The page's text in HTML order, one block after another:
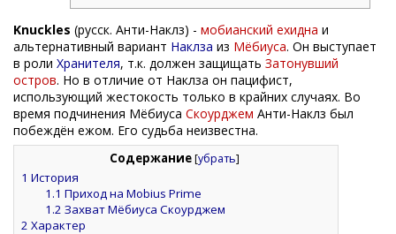
Knuckles (русск. Анти-Наклз) - мобианский ехидна и
альтернативный вариант Наклза из Мёбиуса. Он выступает
в роли Хранителя, т.к. должен защищать Затонувший
остров. Но в отличие от Наклза он пацифист,
использующий жестокость только в крайних случаях. Во
время подчинения Мёбиуса Скоурджем Анти-Наклз был
побеждён ежом. Его судьба неизвестна.
Содержание[убрать]
1 История
1.1 Приход на Mobius Prime
1.2 Захват Мёбиуса Скоурджем
2 Характер